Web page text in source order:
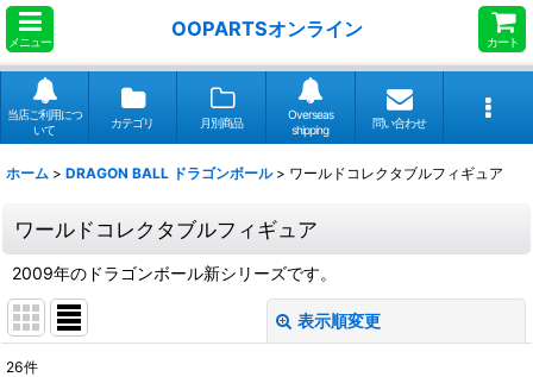
メニュー
OOPARTSオンライン
カート
当店ご利用につ
いて
カテゴリ 月別商品
Overseas
shipping
問い合わせ
ホーム > DRAGON BALL ドラゴンボール > ワールドコレクタブルフィギュア
ワールドコレクタブルフィギュア
2009年のドラゴンボール新シリーズです。
表示順変更
26件